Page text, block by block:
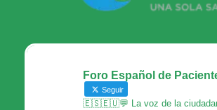
Foro Español de
Seguir
🇪🇸🇪🇺💬 La voz de la